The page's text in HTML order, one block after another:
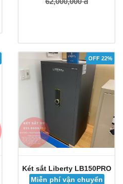
OFF 22%
Két sắt Liberty LB150PRO
Miễn phí vận chuyển